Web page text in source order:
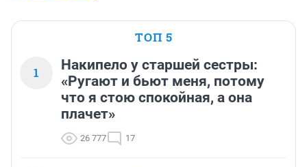
ТОП 5
1
Накипело у старшей сестры:
«Ругают и бьют меня, потому
что я стою спокойная, а она
плачет»
26 777 17